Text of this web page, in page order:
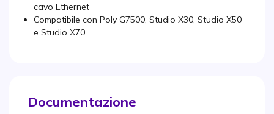
cavo Ethernet
Compatibile con Poly G7500, Studio X30, Studio X50
e Studio X70
Documentazione